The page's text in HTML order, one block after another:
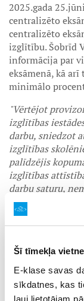
Šī tīmekļa
E-klase savas
sīkdatnes, kas
ļauj lietotājam
2025.gada
centralizēto
centralizēto
izglītību. Šobrīd
informācija par
eksāmenā, kā
minimālo
"Vērtējot
izglītības
darbu, sniedzot
izglītības
palīdzējis
izglītības
darbu saturu,
profesionālo
atbalstu
informējot par
VIAA direktore
darbs ir
pamatizglītības
uz 15%, kā arī